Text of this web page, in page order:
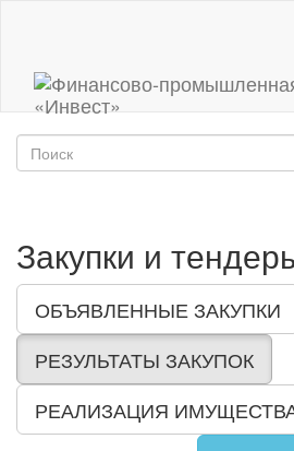
Закупки и
ОБЪЯВЛЕННЫЕ ЗАКУПКИ
РЕЗУЛЬТАТЫ ЗАКУПОК
РЕАЛИЗАЦИЯ